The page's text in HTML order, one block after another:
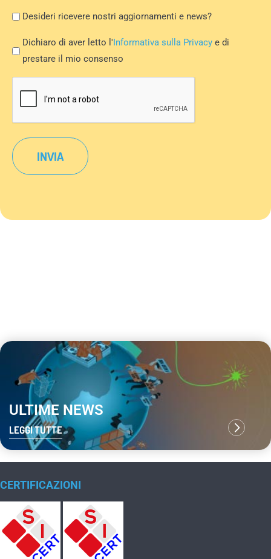
Newsletter
Desideri ricevere nostri aggiornamenti e news?
Privacy
Policy
*
Dichiaro di aver letto l'Informativa sulla Privacy e di
prestare il mio consenso
ULTIME NEWS
LEGGI TUTTE
CERTIFICAZIONI